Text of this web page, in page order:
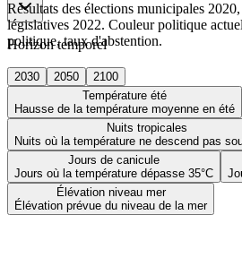
Horizon temporel
2030 2050
2100
Température été
Hausse de la température moyenne en été
Nuits tropicales
Nuits où la température ne descend pas
Jours de canicule
Jours où la température dépasse 35°C
Élévation niveau mer
Élévation prévue du niveau de la mer
Résultats des élections municipales
législatives 2022. Couleur politique
politique, taux d'abstention.